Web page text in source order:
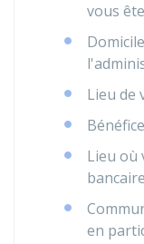
vous
Lieu de
Lieu où
en